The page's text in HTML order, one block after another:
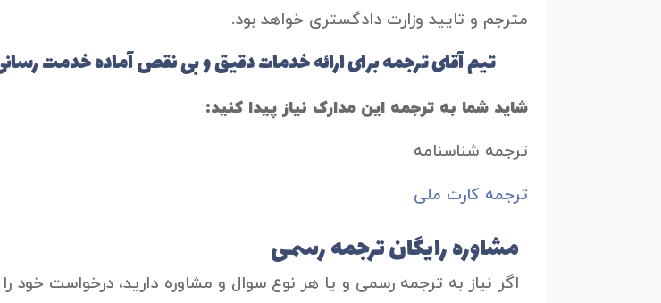
مترجم و تایید وزارت دادگستری خواهد بود.
تیم آقای ترجمه برای ارائه خدمات دقیق و بی نقص آماده خدمت
شاید شما به ترجمه این مدارک نیاز پیدا کنید:
ترجمه شناسنامه
ترجمه کارت ملی
مشاوره رایگان ترجمه رسمی
اگر نیاز به ترجمه رسمی و یا هر نوع سوال و مشاوره دارید، درخواست خود